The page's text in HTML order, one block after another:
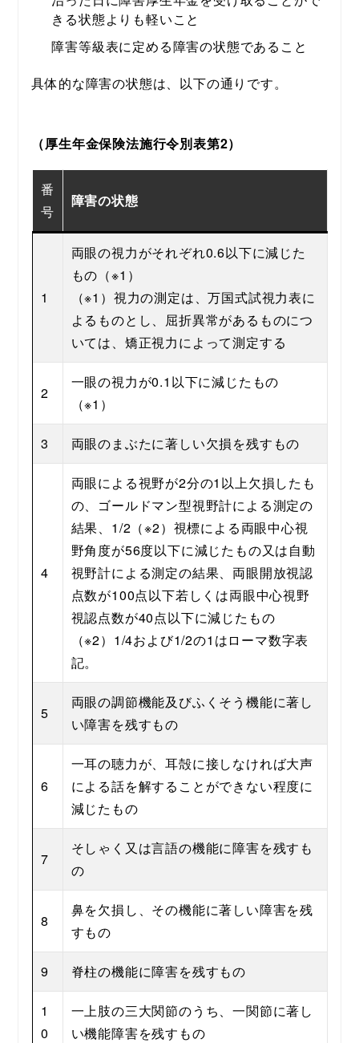
きる状態よりも軽いこと
障害等級表に定める障害の状態であること
具体的な障害の状態は、以下の通りです。
（厚生年金保険法施行令別表第2）
番
号
障害の状態
1
両眼の視力がそれぞれ0.6以下に減じた
もの（※1）
（※1）視力の測定は、万国式試視力表に
よるものとし、屈折異常があるものにつ
いては、矯正視力によって測定する
2
一眼の視力が0.1以下に減じたもの
（※1）
3 両眼のまぶたに著しい欠損を残すもの
4
両眼による視野が2分の1以上欠損したも
の、ゴールドマン型視野計による測定の
結果、1/2（※2）視標による両眼中心視
野角度が56度以下に減じたもの又は自動
視野計による測定の結果、両眼開放視認
点数が100点以下若しくは両眼中心視野
視認点数が40点以下に減じたもの
（※2）1/4および1/2の1はローマ数字表
記。
5
両眼の調節機能及びふくそう機能に著し
い障害を残すもの
6
一耳の聴力が、耳殻に接しなければ大声
による話を解することができない程度に
減じたもの
7
そしゃく又は言語の機能に障害を残すも
の
8
鼻を欠損し、その機能に著しい障害を残
すもの
9 脊柱の機能に障害を残すもの
1
0
一上肢の三大関節のうち、一関節に著し
い機能障害を残すもの